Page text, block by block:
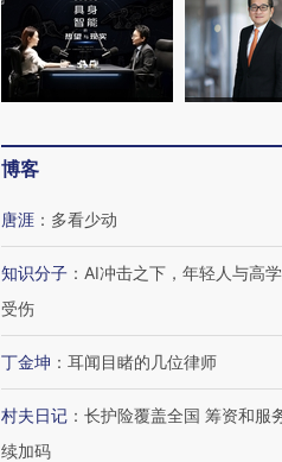
博客
唐涯 ： 多看少动
知识分子 ： AI冲击之下，年轻人与高
受伤
丁金坤 ： 耳闻目睹的几位律师
村夫日记 ： 长护险覆盖全国 筹资和服
续加码